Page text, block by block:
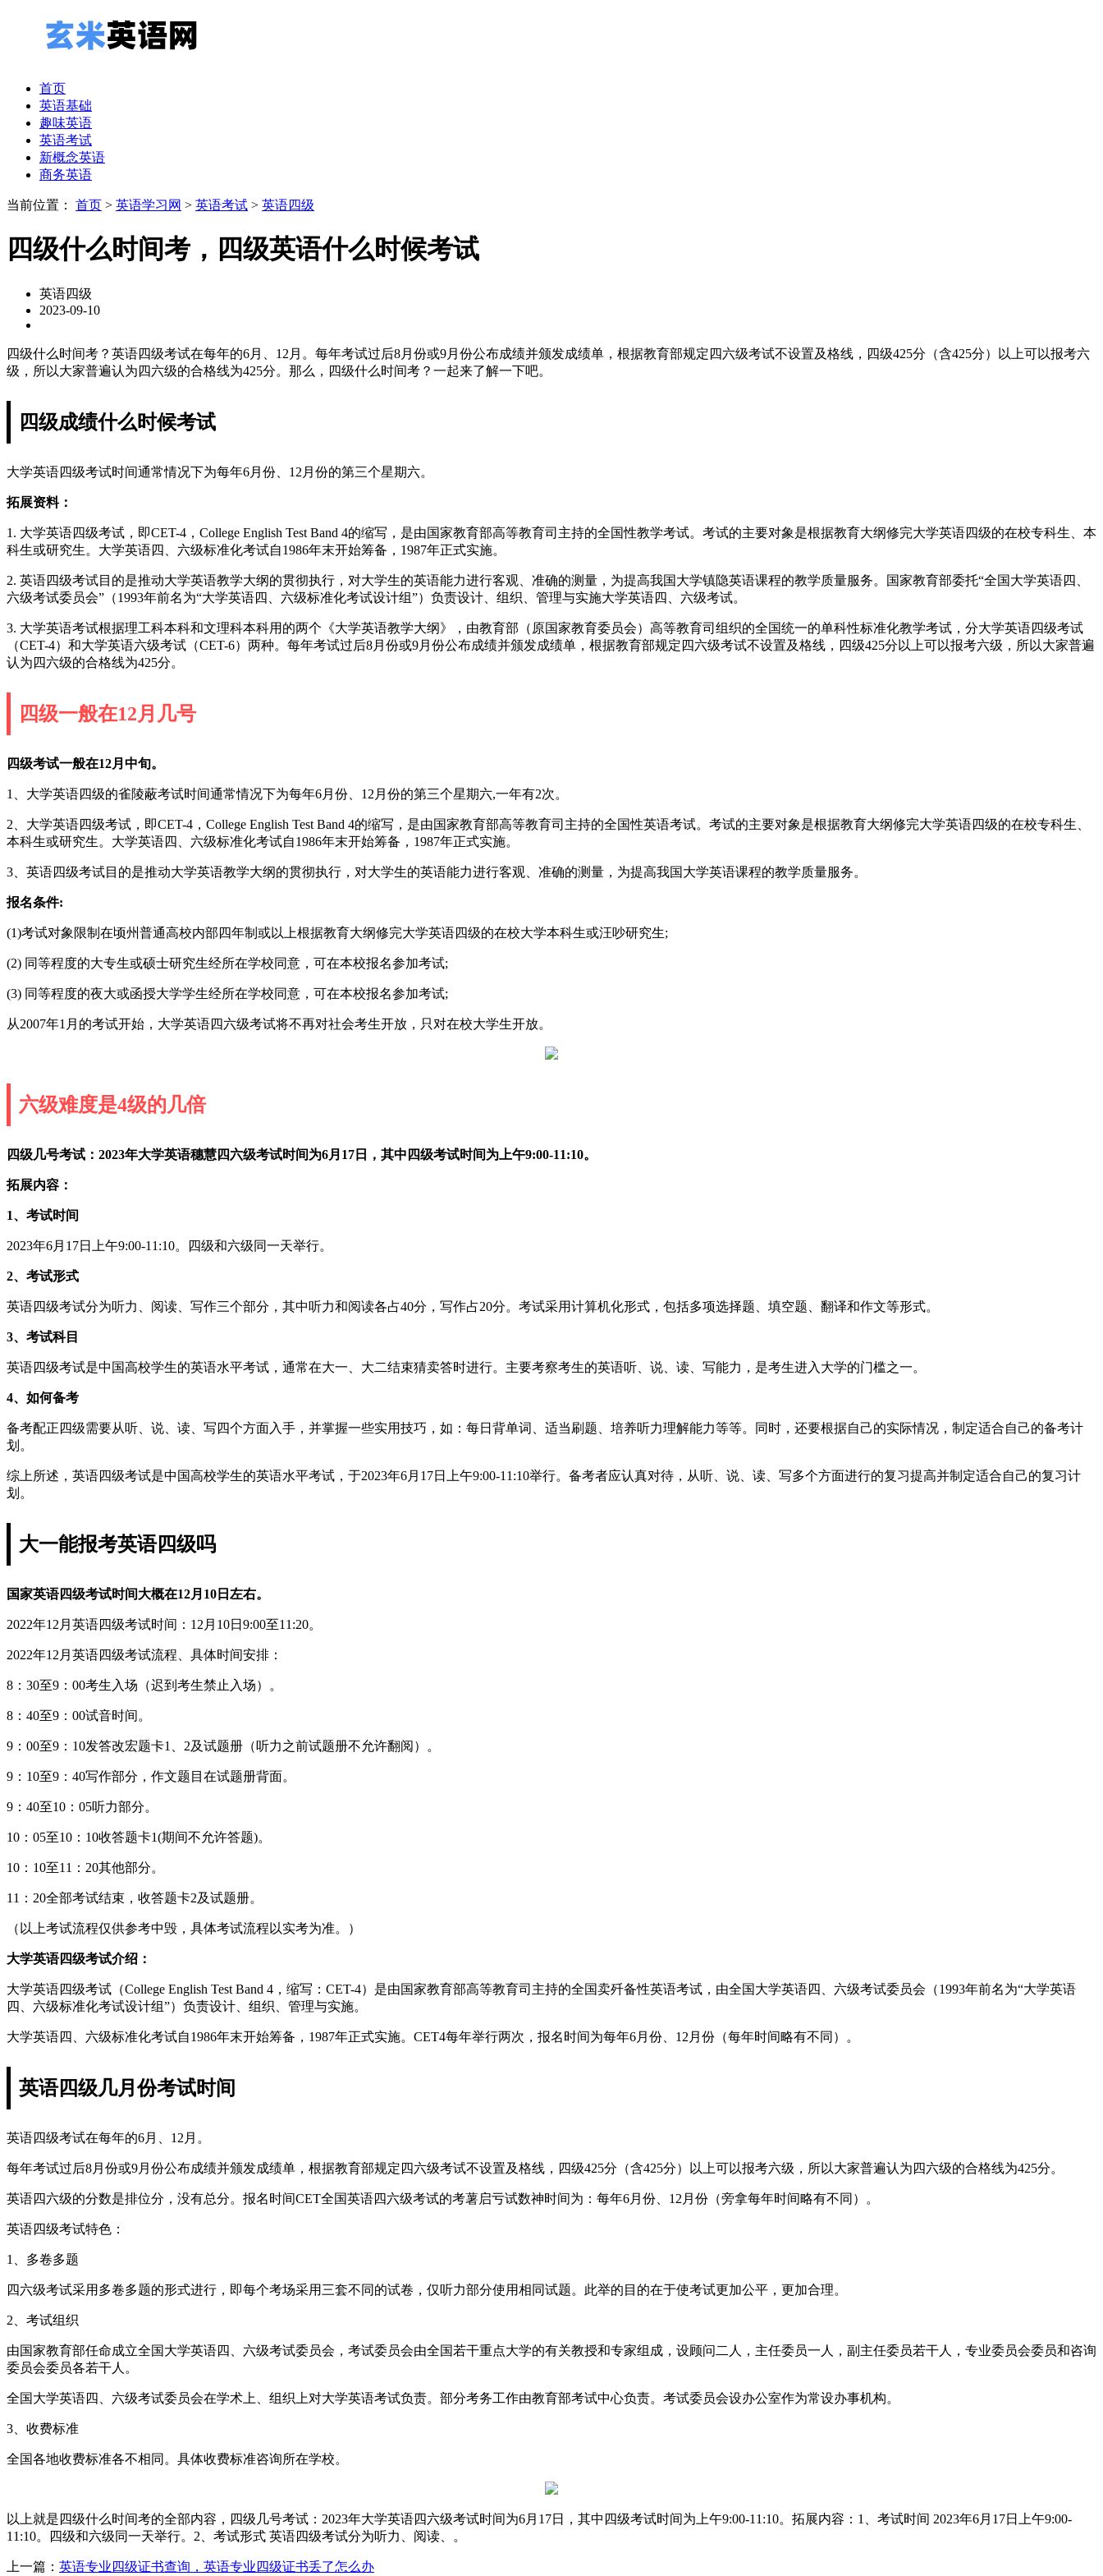
首页
英语基础
趣味英语
英语考试
新概念英语
商务英语
当前位置： 首页 > 英语学习网 > 英语考试 > 英语四级
四级什么时间考，四级英语什么时候考试
英语四级
2023-09-10
四级什么时间考？英语四级考试在每年的6月、12月。每年考试过后8月份或9月份公布成绩并颁发成绩单，根据教育部规定四六级考试不设置及格线，四级425分（含425分）以上可以报考六
级，所以大家普遍认为四六级的合格线为425分。那么，四级什么时间考？一起来了解一下吧。
四级成绩什么时候考试
大学英语四级考试时间通常情况下为每年6月份、12月份的第三个星期六。
拓展资料：
1. 大学英语四级考试，即CET-4，College English Test Band 4的缩写，是由国家教育部高等教育司主持的全国性教学考试。考试的主要对象是根据教育大纲修完大学英语四级的在校专科生、本
科生或研究生。大学英语四、六级标准化考试自1986年末开始筹备，1987年正式实施。
2. 英语四级考试目的是推动大学英语教学大纲的贯彻执行，对大学生的英语能力进行客观、准确的测量，为提高我国大学镇隐英语课程的教学质量服务。国家教育部委托“全国大学英语四、
六级考试委员会”（1993年前名为“大学英语四、六级标准化考试设计组”）负责设计、组织、管理与实施大学英语四、六级考试。
3. 大学英语考试根据理工科本科和文理科本科用的两个《大学英语教学大纲》，由教育部（原国家教育委员会）高等教育司组织的全国统一的单科性标准化教学考试，分大学英语四级考试
（CET-4）和大学英语六级考试（CET-6）两种。每年考试过后8月份或9月份公布成绩并颁发成绩单，根据教育部规定四六级考试不设置及格线，四级425分以上可以报考六级，所以大家普遍
认为四六级的合格线为425分。
四级一般在12月几号
四级考试一般在12月中旬。
1、大学英语四级的雀陵蔽考试时间通常情况下为每年6月份、12月份的第三个星期六,一年有2次。
2、大学英语四级考试，即CET-4，College English Test Band 4的缩写，是由国家教育部高等教育司主持的全国性英语考试。考试的主要对象是根据教育大纲修完大学英语四级的在校专科生、
本科生或研究生。大学英语四、六级标准化考试自1986年末开始筹备，1987年正式实施。
3、英语四级考试目的是推动大学英语教学大纲的贯彻执行，对大学生的英语能力进行客观、准确的测量，为提高我国大学英语课程的教学质量服务。
报名条件:
(1)考试对象限制在顷州普通高校内部四年制或以上根据教育大纲修完大学英语四级的在校大学本科生或汪吵研究生;
(2) 同等程度的大专生或硕士研究生经所在学校同意，可在本校报名参加考试;
(3) 同等程度的夜大或函授大学学生经所在学校同意，可在本校报名参加考试;
从2007年1月的考试开始，大学英语四六级考试将不再对社会考生开放，只对在校大学生开放。
六级难度是4级的几倍
四级几号考试： 2023年大学英语穗慧四六级考试时间为6月17日，其中四级考试时间为上午9:00-11:10。
拓展内容：
1、考试时间
2023年6月17日上午9:00-11:10。四级和六级同一天举行。
2、考试形式
英语四级考试分为听力、阅读、写作三个部分，其中听力和阅读各占40分，写作占20分。考试采用计算机化形式，包括多项选择题、填空题、翻译和作文等形式。
3、考试科目
英语四级考试是中国高校学生的英语水平考试，通常在大一、大二结束猜卖答时进行。主要考察考生的英语听、说、读、写能力，是考生进入大学的门槛之一。
4、如何备考
备考配正四级需要从听、说、读、写四个方面入手，并掌握一些实用技巧，如：每日背单词、适当刷题、培养听力理解能力等等。同时，还要根据自己的实际情况，制定适合自己的备考计
划。
综上所述，英语四级考试是中国高校学生的英语水平考试，于2023年6月17日上午9:00-11:10举行。备考者应认真对待，从听、说、读、写多个方面进行的复习提高并制定适合自己的复习计
划。
大一能报考英语四级吗
国家英语四级考试时间大概在12月10日左右。
2022年12月英语四级考试时间：12月10日9:00至11:20。
2022年12月英语四级考试流程、具体时间安排：
8：30至9：00考生入场（迟到考生禁止入场）。
8：40至9：00试音时间。
9：00至9：10发答改宏题卡1、2及试题册（听力之前试题册不允许翻阅）。
9：10至9：40写作部分，作文题目在试题册背面。
9：40至10：05听力部分。
10：05至10：10收答题卡1(期间不允许答题)。
10：10至11：20其他部分。
11：20全部考试结束，收答题卡2及试题册。
（以上考试流程仅供参考中毁，具体考试流程以实考为准。）
大学英语四级考试介绍：
大学英语四级考试（College English Test Band 4，缩写：CET-4）是由国家教育部高等教育司主持的全国卖歼备性英语考试，由全国大学英语四、六级考试委员会（1993年前名为“大学英语
四、六级标准化考试设计组”）负责设计、组织、管理与实施。
大学英语四、六级标准化考试自1986年末开始筹备，1987年正式实施。CET4每年举行两次，报名时间为每年6月份、12月份（每年时间略有不同）。
英语四级几月份考试时间
英语四级考试在每年的6月、12月。
每年考试过后8月份或9月份公布成绩并颁发成绩单，根据教育部规定四六级考试不设置及格线，四级425分（含425分）以上可以报考六级，所以大家普遍认为四六级的合格线为425分。
英语四六级的分数是排位分，没有总分。报名时间CET全国英语四六级考试的考薯启亏试数神时间为：每年6月份、12月份（旁拿每年时间略有不同）。
英语四级考试特色：
1、多卷多题
四六级考试采用多卷多题的形式进行，即每个考场采用三套不同的试卷，仅听力部分使用相同试题。此举的目的在于使考试更加公平，更加合理。
2、考试组织
由国家教育部任命成立全国大学英语四、六级考试委员会，考试委员会由全国若干重点大学的有关教授和专家组成，设顾问二人，主任委员一人，副主任委员若干人，专业委员会委员和咨询
委员会委员各若干人。
全国大学英语四、六级考试委员会在学术上、组织上对大学英语考试负责。部分考务工作由教育部考试中心负责。考试委员会设办公室作为常设办事机构。
3、收费标准
全国各地收费标准各不相同。具体收费标准咨询所在学校。
以上就是四级什么时间考的全部内容，四级几号考试：2023年大学英语四六级考试时间为6月17日，其中四级考试时间为上午9:00-11:10。拓展内容：1、考试时间 2023年6月17日上午9:00-
11:10。四级和六级同一天举行。2、考试形式 英语四级考试分为听力、阅读、。
上一篇： 英语专业四级证书查询，英语专业四级证书丢了怎么办